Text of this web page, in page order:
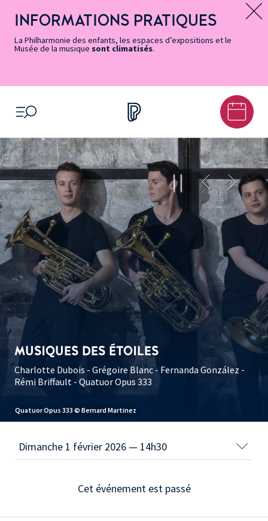
page
Accessibilité
accès
rapides
principal
contenu
principal
page
Message d’information
INFORMATIONS PRATIQUES
La Philharmonie des enfants, les espaces d’expositions et le
Musée de la musique sont climatisés.
OUVRIR LE MENU
Quatuor Opus 333 © Bernard Martinez
MUSIQUES DES ÉTOILES
Charlotte Dubois - Grégoire Blanc - Fernanda González -
Rémi Briffault - Quatuor Opus 333
Cet événement est passé